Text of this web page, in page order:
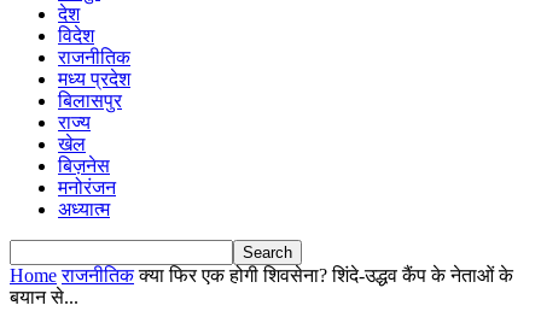
देश
विदेश
राजनीतिक
मध्य प्रदेश
बिलासपुर
राज्य
खेल
बिज़नेस
मनोरंजन
अध्यात्म
Home राजनीतिक क्या फिर एक होगी शिवसेना? शिंदे-उद्धव कैंप के नेताओं के
बयान से...